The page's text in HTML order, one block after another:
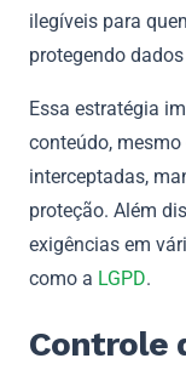
ilegíveis para
protegendo
Essa estratégia
conteúdo,
interceptadas,
proteção. Além
exigências em
como a LGPD.
Controle